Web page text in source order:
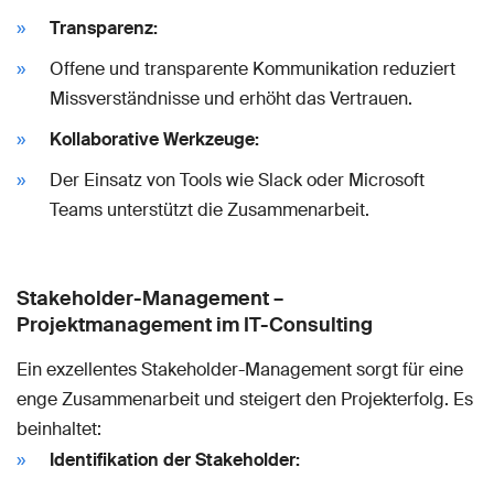
Transparenz:
Offene und transparente Kommunikation reduziert
Missverständnisse und erhöht das Vertrauen.
Kollaborative Werkzeuge:
Der Einsatz von Tools wie Slack oder Microsoft
Teams unterstützt die Zusammenarbeit.
Stakeholder-Management –
Projektmanagement im IT-Consulting
Ein exzellentes Stakeholder-Management sorgt für eine
enge Zusammenarbeit und steigert den Projekterfolg. Es
beinhaltet:
Identifikation der Stakeholder: